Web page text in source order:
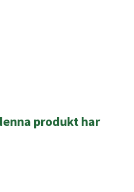
produkt har